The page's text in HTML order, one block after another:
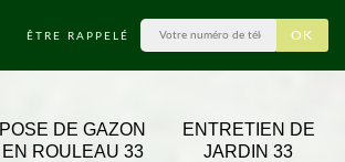
ÊTRE RAPPELÉ
POSE DE GAZON
EN ROULEAU 33
ENTRETIEN DE
JARDIN 33